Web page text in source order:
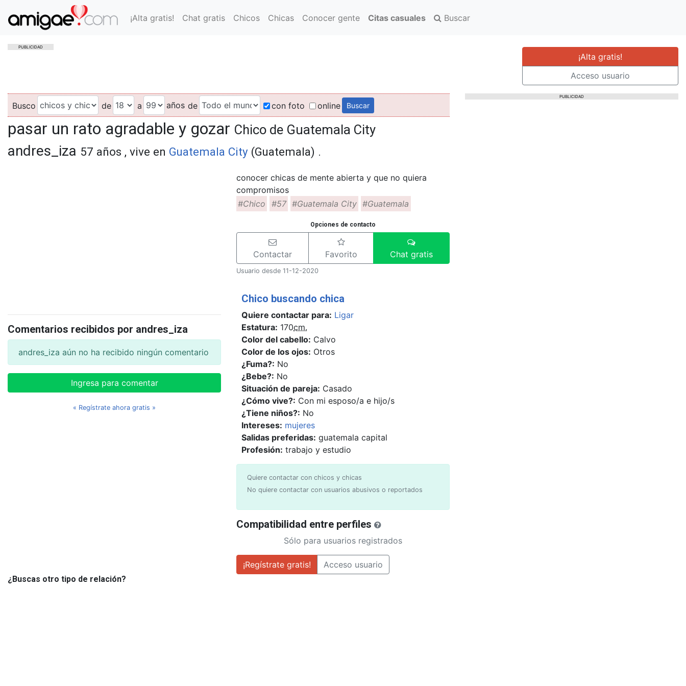
¡Alta gratis! Chat gratis Chicos Chicas Conocer gente Citas casuales Buscar
PUBLICIDAD
¡Alta gratis!
Acceso usuario
Busco de a años de con foto online
pasar un rato agradable y gozar Chico de Guatemala City
andres_iza 57 años , vive en Guatemala City (Guatemala) .
Comentarios recibidos por andres_iza
andres_iza aún no ha recibido ningún comentario
Ingresa para comentar
« Regístrate ahora gratis »
conocer chicas de mente abierta y que no quiera
compromisos
#Chico
#57 #Guatemala City #Guatemala
Opciones de contacto
Contactar Favorito Chat gratis
Usuario desde 11-12-2020
Chico buscando chica
Quiere contactar para: Ligar
Estatura: 170cm.
Color del cabello: Calvo
Color de los ojos: Otros
¿Fuma?: No
¿Bebe?: No
Situación de pareja: Casado
¿Cómo vive?: Con mi esposo/a e hijo/s
¿Tiene niños?: No
Intereses: mujeres
Salidas preferidas: guatemala capital
Profesión: trabajo y estudio
Quiere contactar con chicos y chicas
No quiere contactar con usuarios abusivos o reportados
Compatibilidad entre perfiles
Sólo para usuarios registrados
¡Regístrate gratis! Acceso usuario
¿Buscas otro tipo de relación?
PUBLICIDAD